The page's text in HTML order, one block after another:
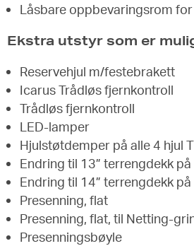
Låsbare oppbevaringsrom
Ekstra utstyr som er
Reservehjul m/festebrakett
Icarus Trådløs fjernkontroll
Trådløs fjernkontroll
LED-lamper
Hjulstøtdemper på alle 4 hjul
Endring til 13” terrengdekk på
Endring til 14” terrengdekk på
Presenning, flat
Presenning, flat, til Netting-
Presenningsbøyle